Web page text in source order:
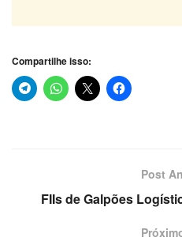
Compartilhe isso:
Post
FIIs de Galpões